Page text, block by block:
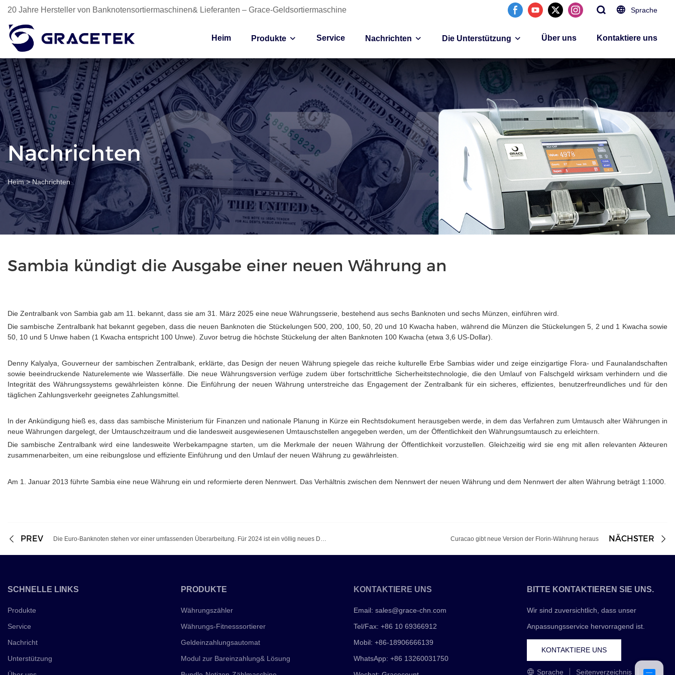
20 Jahre Hersteller von Banknotensortiermaschinen& Lieferanten – Grace-Geldsortiermaschine Sprache
Heim Produkte Service Nachrichten Die Unterstützung Über uns Kontaktiere uns
Nachrichten
Heim > Nachrichten
Sambia kündigt die Ausgabe einer neuen Währung an
Die Zentralbank von Sambia gab am 11. bekannt, dass sie am 31. März 2025 eine neue Währungsserie, bestehend aus sechs Banknoten und sechs Münzen, einführen wird.
Die sambische Zentralbank hat bekannt gegeben, dass die neuen Banknoten die Stückelungen 500, 200, 100, 50, 20 und 10 Kwacha haben, während die Münzen die Stückelungen 5, 2 und 1 Kwacha sowie
50, 10 und 5 Unwe haben (1 Kwacha entspricht 100 Unwe). Zuvor betrug die höchste Stückelung der alten Banknoten 100 Kwacha (etwa 3,6 US-Dollar).
Denny Kalyalya, Gouverneur der sambischen Zentralbank, erklärte, das Design der neuen Währung spiegele das reiche kulturelle Erbe Sambias wider und zeige einzigartige Flora- und Faunalandschaften
sowie beeindruckende Naturelemente wie Wasserfälle. Die neue Währungsversion verfüge zudem über fortschrittliche Sicherheitstechnologie, die den Umlauf von Falschgeld wirksam verhindern und die
Integrität des Währungssystems gewährleisten könne. Die Einführung der neuen Währung unterstreiche das Engagement der Zentralbank für ein sicheres, effizientes, benutzerfreundliches und für den
täglichen Zahlungsverkehr geeignetes Zahlungsmittel.
In der Ankündigung hieß es, dass das sambische Ministerium für Finanzen und nationale Planung in Kürze ein Rechtsdokument herausgeben werde, in dem das Verfahren zum Umtausch alter Währungen in
neue Währungen dargelegt, der Umtauschzeitraum und die landesweit ausgewiesenen Umtauschstellen angegeben werden, um der Öffentlichkeit den Währungsumtausch zu erleichtern.
Die sambische Zentralbank wird eine landesweite Werbekampagne starten, um die Merkmale der neuen Währung der Öffentlichkeit vorzustellen. Gleichzeitig wird sie eng mit allen relevanten Akteuren
zusammenarbeiten, um eine reibungslose und effiziente Einführung und den Umlauf der neuen Währung zu gewährleisten.
Am 1. Januar 2013 führte Sambia eine neue Währung ein und reformierte deren Nennwert. Das Verhältnis zwischen dem Nennwert der neuen Währung und dem Nennwert der alten Währung beträgt 1:1000.
PREV Die Euro-Banknoten stehen vor einer umfassenden Überarbeitung. Für 2024 ist ein völlig neues Design geplant. Curacao gibt neue Version der Florin-Währung heraus NÄCHSTER
SCHNELLE LINKS
Produkte
Service
Nachricht
Unterstützung
PRODUKTE
Währungszähler
Währungs-Fitnesssortierer
Geldeinzahlungsautomat
Modul zur Bareinzahlung& Lösung
KONTAKTIERE UNS
Email:sales@grace-chn.com
Tel/Fax: +86 10 69366912
Mobil: +86-18906666139
WhatsApp: +86 13260031750
BITTE KONTAKTIEREN SIE UNS.
Wir sind zuversichtlich, dass unser
Anpassungsservice hervorragend ist.
KONTAKTIERE UNS
Sprache Seitenverzeichnis